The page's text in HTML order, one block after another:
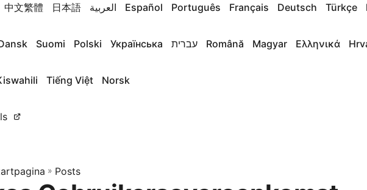
中文繁體 日本語 العربية Español Português Français Deutsch Türkçe
Suomi Polski Українська עברית Română Magyar Ελληνικά
Tiếng Việt Norsk
» Posts